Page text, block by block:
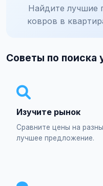
Найдите лучшие
ковров в
Советы по поиска
Изучите рынок
Сравните цены на
лучшее предложение.